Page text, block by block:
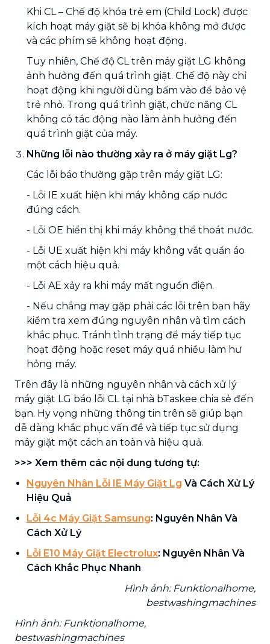
Khi CL – Chế độ khóa trẻ em (Child Lock) được
kích hoạt máy giặt sẽ bị khóa không mở được
và các phím sẽ không hoạt động.
Tuy nhiên, Chế độ CL trên máy giặt LG không
ảnh hưởng đến quá trình giặt. Chế độ này chỉ
hoạt động khi người dùng bấm vào để bảo vệ
trẻ nhỏ. Trong quá trình giặt, chức năng CL
không có tác động nào làm ảnh hưởng đến
quá trình giặt của máy.
Những lỗi nào thường xảy ra ở máy giặt Lg?
Các lỗi báo thường gặp trên máy giặt LG:
- Lỗi IE xuất hiện khi máy không cấp nước
đúng cách.
- Lỗi OE hiển thị khi máy không thể thoát nước.
- Lỗi UE xuất hiện khi máy không vắt quần áo
một cách hiệu quả.
- Lỗi AE xảy ra khi máy mất nguồn điện.
- Nếu chẳng may gặp phải các lỗi trên bạn hãy
kiểm tra xem đúng nguyên nhân và tìm cách
khắc phục. Tránh tình trạng để máy tiếp tục
hoạt động hoặc reset máy quá nhiều làm hư
hỏng máy.
Trên đây là những nguyên nhân và cách xử lý
máy giặt LG báo lỗi CL tại nhà bTaskee chia sẻ đến
bạn. Hy vọng những thông tin trên sẽ giúp bạn
dễ dàng khắc phục vấn đề và tiếp tục sử dụng
máy giặt một cách an toàn và hiệu quả.
>>> Xem thêm các nội dung tương tự:
Nguyên Nhân Lỗi IE Máy Giặt Lg Và Cách Xử Lý
Hiệu Quả
Lỗi 4c Máy Giặt Samsung: Nguyên Nhân Và
Cách Xử Lý
Lỗi E10 Máy Giặt Electrolux: Nguyên Nhân Và
Cách Khắc Phục Nhanh
Hình ảnh: Funktionalhome,
bestwashingmachines
Hình ảnh: Funktionalhome,
bestwashingmachines